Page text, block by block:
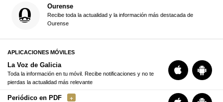
Ourense
Recibe toda la actualidad y la información más destacada de
Ourense
APLICACIONES MÓVILES
La Voz de Galicia
Toda la información en tu móvil. Recibe notificaciones y no te
pierdas la actualidad más relevante
Periódico en PDF